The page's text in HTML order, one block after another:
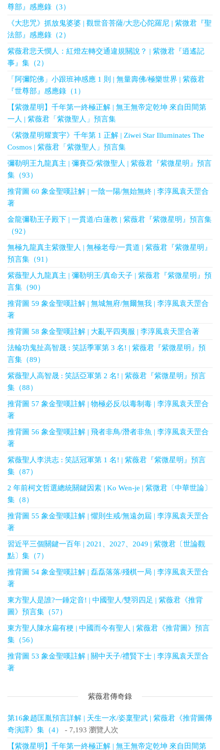
尊部』感應錄（3）
《大悲咒》抓放鬼婆婆 | 觀世音菩薩/大悲心陀羅尼 | 紫微君『聖
法部』感應錄（2）
紫薇君悲天憫人：紅燈左轉交通違規關說？ | 紫微君『逍遙記
事』集（2）
「阿彌陀佛」小跟班神感應 1 則 | 無量壽佛/極樂世界 | 紫薇君
『世尊部』感應錄（1）
【紫微星明】千年第一終極正解 | 無王無帝定乾坤 來自田間第
一人 | 紫薇君「紫微聖人」預言集
《紫微星明耀寰宇》千年第 1 正解 | Ziwei Star Illuminates The
Cosmos | 紫薇君「紫微聖人」預言集
彌勒明王九龍真主 | 彌賽亞/紫微聖人 | 紫薇君『紫微星明』預言
集（93）
推背圖 60 象金聖嘆註解 | 一陰一陽/無始無終 | 李淳風袁天罡合
著
金龍彌勒王子殿下 | 一貫道/白蓮教 | 紫薇君『紫微星明』預言集
（92）
無極九龍真主紫微聖人 | 無極老母/一貫道 | 紫薇君『紫微星明』
預言集（91）
紫薇聖人九龍真主 | 彌勒明王/真命天子 | 紫薇君『紫微星明』預
言集（90）
推背圖 59 象金聖嘆註解 | 無城無府/無爾無我 | 李淳風袁天罡合
著
推背圖 58 象金聖嘆註解 | 大亂平四夷服 | 李淳風袁天罡合著
法輪功鬼扯高智晟 : 笑話季軍第 3 名! | 紫薇君『紫微星明』預
言集（89）
紫薇聖人高智晟 : 笑話亞軍第 2 名! | 紫薇君『紫微星明』預言
集（88）
推背圖 57 象金聖嘆註解 | 物極必反/以毒制毒 | 李淳風袁天罡合
著
推背圖 56 象金聖嘆註解 | 飛者非鳥/潛者非魚 | 李淳風袁天罡合
著
紫薇聖人李洪志 : 笑話冠軍第 1 名! | 紫薇君『紫微星明』預言
集（87）
2 年前柯文哲選總統關鍵因素 | Ko Wen-je | 紫微君〔中華世論〕
集（8）
推背圖 55 象金聖嘆註解 | 懼則生戒/無遠勿屆 | 李淳風袁天罡合
著
習近平三個關鍵一百年 | 2021、2027、2049 | 紫微君〔世論觀
點〕集（7）
推背圖 54 象金聖嘆註解 | 磊磊落落/殘棋一局 | 李淳風袁天罡合
著
東方聖人是誰?一錘定音! | 中國聖人/雙羽四足 | 紫薇君《推背
圖》預言集（57）
東方聖人陳水扁有梗 | 中國而今有聖人 | 紫薇君《推背圖》預言
集（56）
推背圖 53 象金聖嘆註解 | 關中天子/禮賢下士 | 李淳風袁天罡合
著
紫薇君傳奇錄
第16象趙匡胤預言詳解 | 天生一水/姿稟聖武 | 紫薇君《推背圖傳
奇演譯》集（4）
- 7,193 瀏覽人次
【紫微星明】千年第一終極正解 | 無王無帝定乾坤 來自田間第